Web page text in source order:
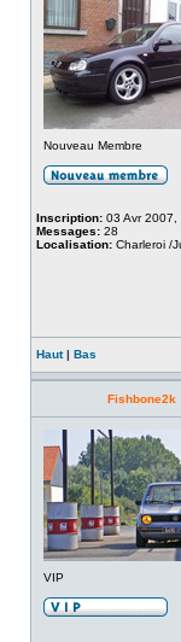
Nouveau Membre
Inscription: 03 Avr 2007,
Messages: 28
Localisation: Charleroi /
Haut| Bas
Fishbone2k
VIP